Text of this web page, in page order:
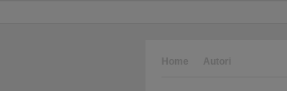
Home Autori